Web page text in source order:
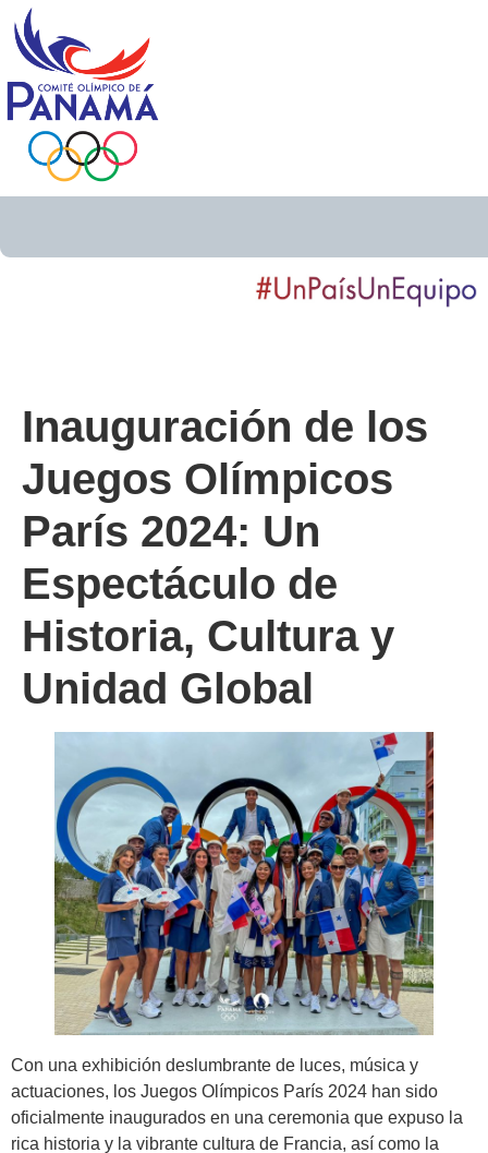
Inauguración de los
Juegos Olímpicos
París 2024: Un
Espectáculo de
Historia, Cultura y
Unidad Global
Con una exhibición deslumbrante de luces, música y
actuaciones, los Juegos Olímpicos París 2024 han sido
oficialmente inaugurados en una ceremonia que expuso la
rica historia y la vibrante cultura de Francia, así como la